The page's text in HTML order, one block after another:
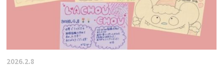
2026.2.8